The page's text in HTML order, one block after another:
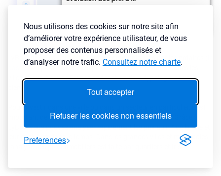
Nous utilisons des cookies sur notre site afin
d’améliorer votre expérience utilisateur, de vous
proposer des contenus personnalisés et
d’analyser notre trafic. Consultez notre charte.
Tout accepter
Refuser les cookies non essentiels
Preferences
LyBox utilise les dernières ventes communiquées par les notaires (
) pour calculer les prix moyens par m² dans toutes les
villes et quartiers de France en fonction de la typologie de votre
Pour investir dans une ville ou dans un secteur en particulier, il est
important de connaître le marché immobilier de la ville. Grâce à
LyBox, vous pouvez analyser rapidement les prix au m² de la ville et
leur évolution dans le temps. Dans les grandes villes et metropoles,
l'analyse des prix immobiliers est faite par quartiers et Iris.